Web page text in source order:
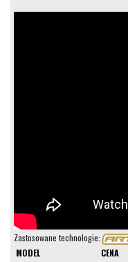
Zastosowane technologie:
MODEL
CENA